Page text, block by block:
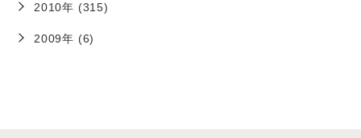
2010年 (315)
2009年 (6)